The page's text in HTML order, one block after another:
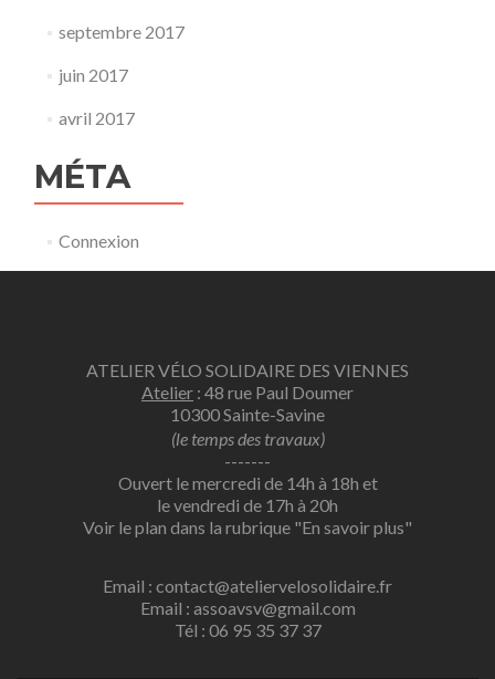
septembre 2017
juin 2017
avril 2017
MÉTA
Connexion
ATELIER VÉLO SOLIDAIRE DES VIENNES
Atelier : 48 rue Paul Doumer
10300 Sainte-Savine
(le temps des travaux)
-------
Ouvert le mercredi de 14h à 18h et
le vendredi de 17h à 20h
Voir le plan dans la rubrique "En savoir plus"
Email : contact@ateliervelosolidaire.fr
Email : assoavsv@gmail.com
Tél : 06 95 35 37 37